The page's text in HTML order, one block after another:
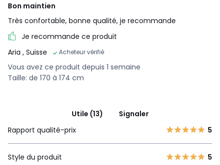
Bon maintien
Très confortable, bonne qualité, je recommande
Je recommande ce produit
Aria , Suisse Acheteur vérifié
Vous avez ce produit depuis 1 semaine
Taille: de 170 à 174 cm
Utile (13)
Signaler
Rapport qualité-prix
5
Style du produit 5